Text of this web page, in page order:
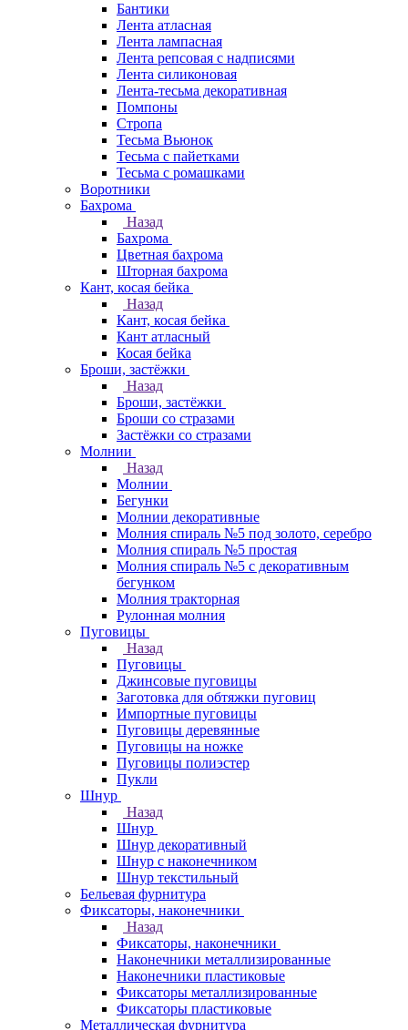
Бантики
Лента атласная
Лента лампасная
Лента репсовая с надписями
Лента силиконовая
Лента-тесьма декоративная
Помпоны
Стропа
Тесьма Вьюнок
Тесьма с пайетками
Тесьма с ромашками
Воротники
Бахрома
Назад
Бахрома
Цветная бахрома
Шторная бахрома
Кант, косая бейка
Назад
Кант, косая бейка
Кант атласный
Косая бейка
Броши, застёжки
Назад
Броши, застёжки
Броши со стразами
Застёжки со стразами
Молнии
Назад
Молнии
Бегунки
Молнии декоративные
Молния спираль №5 под золото, серебро
Молния спираль №5 простая
Молния спираль №5 с декоративным
бегунком
Молния тракторная
Рулонная молния
Пуговицы
Назад
Пуговицы
Джинсовые пуговицы
Заготовка для обтяжки пуговиц
Импортные пуговицы
Пуговицы деревянные
Пуговицы на ножке
Пуговицы полиэстер
Пукли
Шнур
Назад
Шнур
Шнур декоративный
Шнур с наконечником
Шнур текстильный
Бельевая фурнитура
Фиксаторы, наконечники
Назад
Фиксаторы, наконечники
Наконечники металлизированные
Наконечники пластиковые
Фиксаторы металлизированные
Фиксаторы пластиковые
Металлическая фурнитура